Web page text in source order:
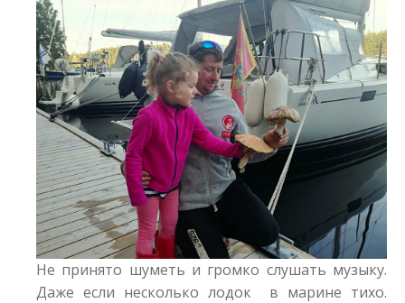
Не принято шуметь и громко слушать музыку.
Даже если несколько лодок в марине тихо.